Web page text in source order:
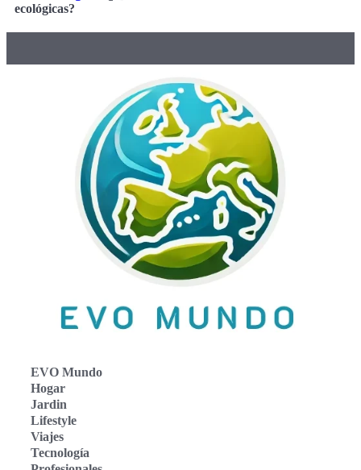
ecológicas?
EVO Mundo
Hogar
Jardin
Lifestyle
Viajes
Tecnología